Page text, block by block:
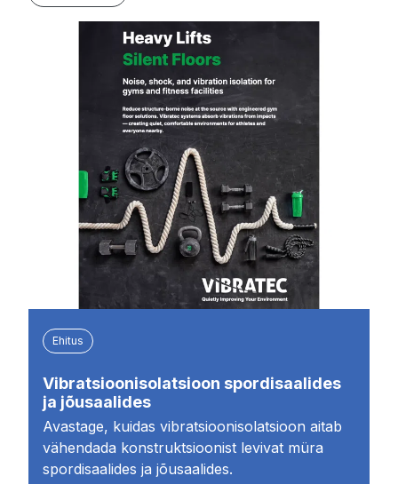
Ehitus
Vibratsioonisolatsioon spordisaalides
ja jõusaalides
Avastage, kuidas vibratsioonisolatsioon aitab
vähendada konstruktsioonist levivat müra
spordisaalides ja jõusaalides.